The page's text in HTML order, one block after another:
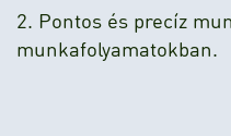
2. Pontos és precíz
munkafolyamatokban.